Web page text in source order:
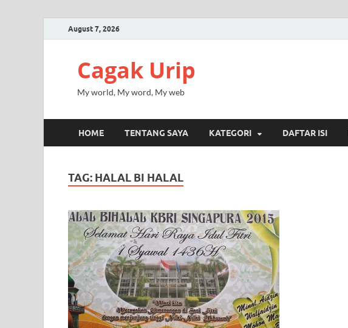
August 7, 2026
Cagak Urip
My world, My word, My web
HOME TENTANG SAYA KATEGORI DAFTAR ISI
TAG: HALAL BI HALAL